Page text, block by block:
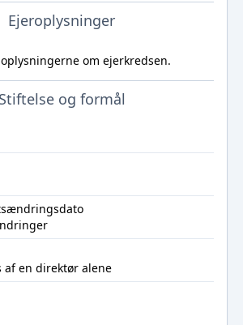
Ejeroplysninger
om ejerkredsen.
Stiftelse og formål
af en direktør alene